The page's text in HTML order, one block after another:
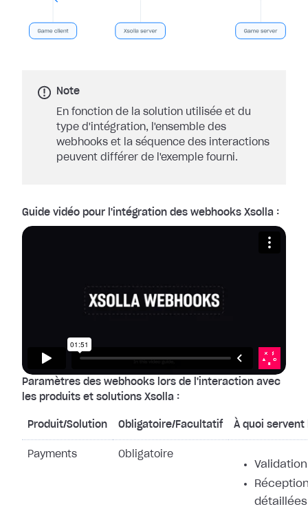
Note
En fonction de la solution utilisée et du
type d'intégration, l'ensemble des
webhooks et la séquence des interactions
peuvent différer de l'exemple fourni.
Guide vidéo pour l'intégration des webhooks Xsolla :
Paramètres des webhooks lors de l'interaction avec
les produits et solutions Xsolla :
Produit/Solution Obligatoire/Facultatif À quoi servent
Payments Obligatoire